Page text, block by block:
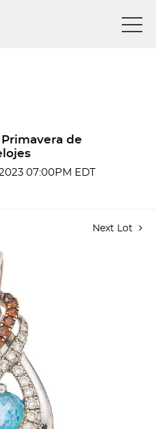
de
07:00PM EDT
Next Lot